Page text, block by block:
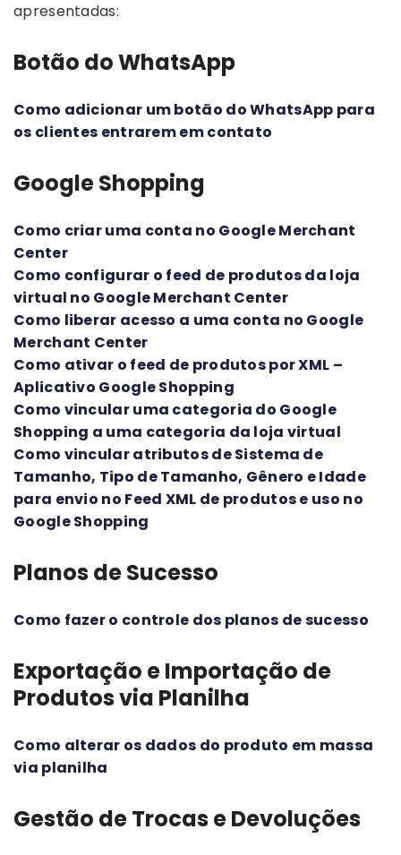
apresentadas:
Botão do WhatsApp
Como adicionar um botão do WhatsApp para
os clientes entrarem em contato
Google Shopping
Como criar uma conta no Google Merchant
Center
Como configurar o feed de produtos da loja
virtual no Google Merchant Center
Como liberar acesso a uma conta no Google
Merchant Center
Como ativar o feed de produtos por XML –
Aplicativo Google Shopping
Como vincular uma categoria do Google
Shopping a uma categoria da loja virtual
Como vincular atributos de Sistema de
Tamanho, Tipo de Tamanho, Gênero e Idade
para envio no Feed XML de produtos e uso no
Google Shopping
Planos de Sucesso
Como fazer o controle dos planos de sucesso
Exportação e Importação de
Produtos via Planilha
Como alterar os dados do produto em massa
via planilha
Gestão de Trocas e Devoluções